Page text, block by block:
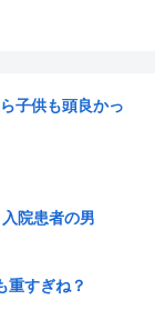
クやろ」
突 人工物で過
不同意性交など
子供も頭良かっ
院患者の男
重すぎね？